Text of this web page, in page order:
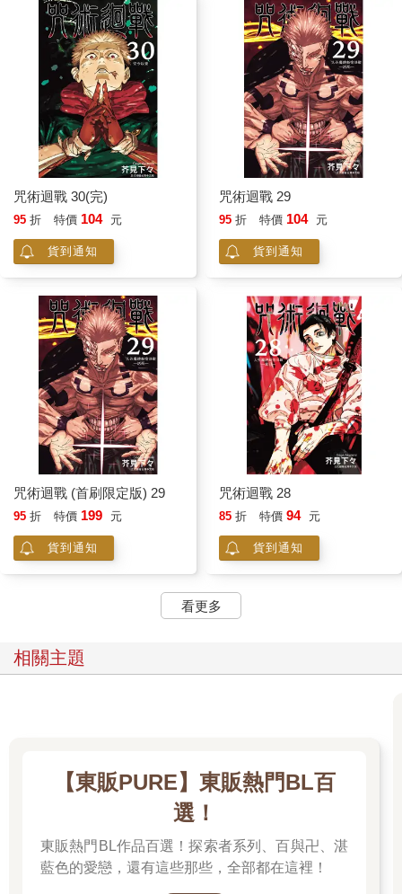
咒術迴戰 30(完)
95 折 特價 104 元
貨到通知
咒術迴戰 29
95 折 特價 104 元
貨到通知
咒術迴戰 (首刷限定版) 29
95 折 特價 199 元
貨到通知
咒術迴戰 28
85 折 特價 94 元
貨到通知
看更多
相關主題
【東販PURE】東販熱門BL百
選！
東販熱門BL作品百選！探索者系列、百與卍、湛
藍色的愛戀，還有這些那些，全部都在這裡！